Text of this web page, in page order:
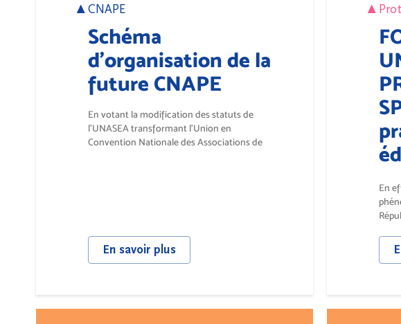
CNAPE
Schéma
d'organisation de la
future CNAPE
En votant la modification des statuts de
l'UNASEA transformant l'Union en
Convention Nationale des Associations de
En savoir plus
En